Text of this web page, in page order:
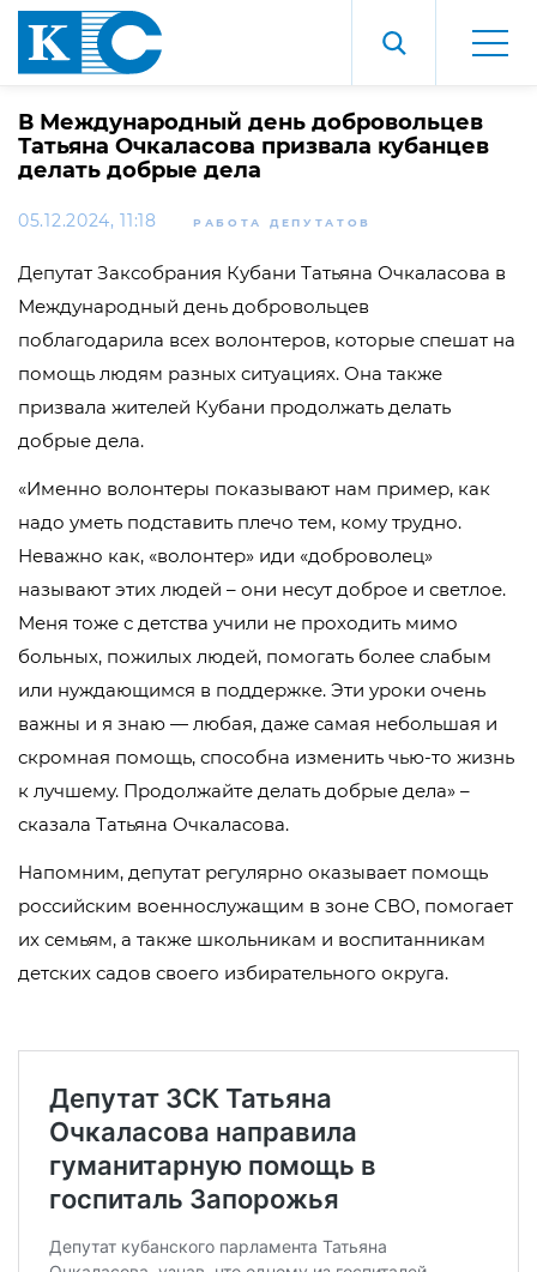
В Международный день добровольцев
Татьяна Очкаласова призвала кубанцев
делать добрые дела
05.12.2024, 11:18 РАБОТА ДЕПУТАТОВ
Депутат Заксобрания Кубани Татьяна Очкаласова в
Международный день добровольцев
поблагодарила всех волонтеров, которые спешат на
помощь людям разных ситуациях. Она также
призвала жителей Кубани продолжать делать
добрые дела.
«Именно волонтеры показывают нам пример, как
надо уметь подставить плечо тем, кому трудно.
Неважно как, «волонтер» иди «доброволец»
называют этих людей – они несут доброе и светлое.
Меня тоже с детства учили не проходить мимо
больных, пожилых людей, помогать более слабым
или нуждающимся в поддержке. Эти уроки очень
важны и я знаю — любая, даже самая небольшая и
скромная помощь, способна изменить чью-то жизнь
к лучшему. Продолжайте делать добрые дела» –
сказала Татьяна Очкаласова.
Напомним, депутат регулярно оказывает помощь
российским военнослужащим в зоне СВО, помогает
их семьям, а также школьникам и воспитанникам
детских садов своего избирательного округа.